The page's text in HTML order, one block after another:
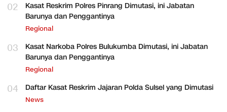
02
Kasat Reskrim Polres Pinrang Dimutasi, ini Jabatan
Barunya dan Penggantinya
Regional
03
Kasat Narkoba Polres Bulukumba Dimutasi, ini Jabatan
Barunya dan Penggantinya
Regional
04 Daftar Kasat Reskrim Jajaran Polda Sulsel yang Dimutasi
News